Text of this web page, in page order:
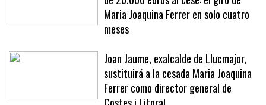
Del aplauso por rechazar un soborno
de 20.000 euros al cese: el giro de
Maria Joaquina Ferrer en solo cuatro
meses
Joan Jaume, exalcalde de Llucmajor,
sustituirá a la cesada Maria Joaquina